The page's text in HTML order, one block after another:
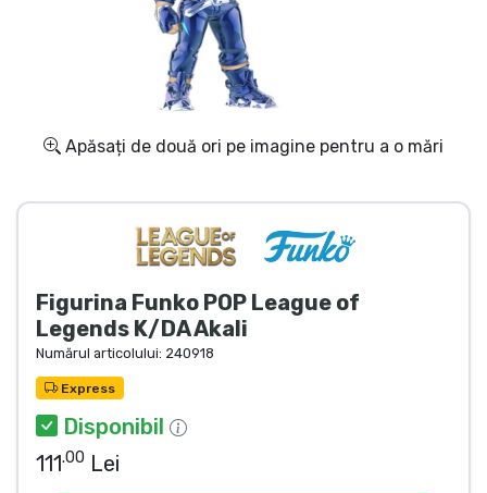
Apăsați de două ori pe imagine pentru a o mări
Figurina Funko POP League of
Legends K/DA Akali
Numărul articolului: 240918
Express
Disponibil
111.00 Lei
Sortare după serie
Sortare după filme
Sortare după desene animate
Sortare după Anime
Sortare după jocuri
Sortare după sport
Sortare după muzică
Tipuri de produse